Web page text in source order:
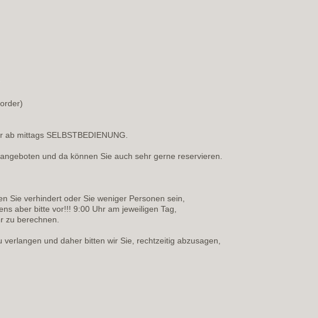
mittags SELBSTBEDIENUNG.
und da können Sie auch sehr gerne reservieren.
Sie verhindert oder Sie weniger Personen sein,
aber bitte vor!!! 9:00 Uhr am jeweiligen Tag,
zu berechnen.
und daher bitten wir Sie, rechtzeitig abzusagen,